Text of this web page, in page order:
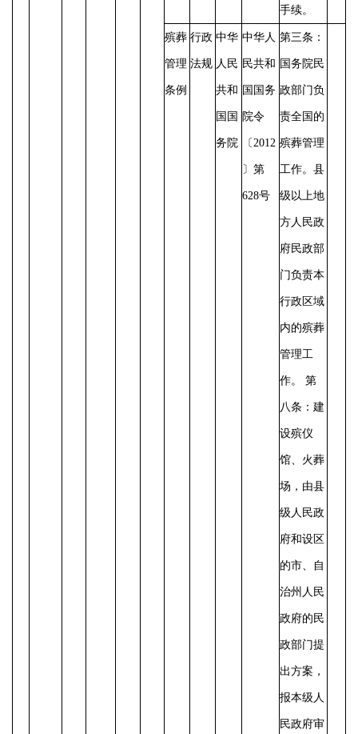
手续。
殡葬
管理
条例
行政
法规
中华
人民
共和
国国
务院
中华人
民共和
国国务
院令
〔 2012
〕第
628号
第三条：
国务院民
政部门负
责全国的
殡葬管理
工作。县
级以上地
方人民政
府民政部
门负责本
行政区域
内的殡葬
管理工
作。 第
八条：建
设殡仪
馆、火葬
场，由县
级人民政
府和设区
的市、自
治州人民
政府的民
政部门提
出方案，
报本级人
民政府审